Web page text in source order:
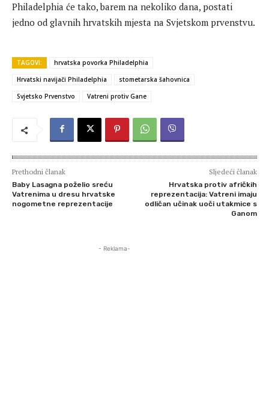
Philadelphia će tako, barem na nekoliko dana, postati
jedno od glavnih hrvatskih mjesta na Svjetskom prvenstvu.
TAGOVI:
hrvatska povorka Philadelphia
Hrvatski navijači Philadelphia
stometarska šahovnica
Svjetsko Prvenstvo
Vatreni protiv Gane
Prethodni članak
Baby Lasagna poželio sreću
Vatrenima u dresu hrvatske
nogometne reprezentacije
Sljedeći članak
Hrvatska protiv afričkih
reprezentacija: Vatreni imaju
odličan učinak uoči utakmice s
Ganom
- Reklama-